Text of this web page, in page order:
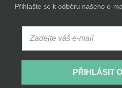
Přihlašte se k odběru našeho e-
PŘIHLÁSIT